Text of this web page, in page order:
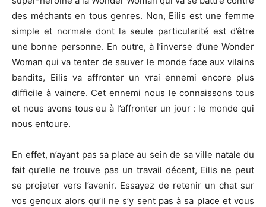
des méchants en tous genres. Non, Eilis est une femme
simple et normale dont la seule particularité est d’être
une bonne personne. En outre, à l’inverse d’une Wonder
Woman qui va tenter de sauver le monde face aux vilains
bandits, Eilis va affronter un vrai ennemi encore plus
difficile à vaincre. Cet ennemi nous le connaissons tous
et nous avons tous eu à l’affronter un jour : le monde qui
nous entoure.
En effet, n’ayant pas sa place au sein de sa ville natale du
fait qu’elle ne trouve pas un travail décent, Eilis ne peut
se projeter vers l’avenir. Essayez de retenir un chat sur
vos genoux alors qu’il ne s’y sent pas à sa place et vous